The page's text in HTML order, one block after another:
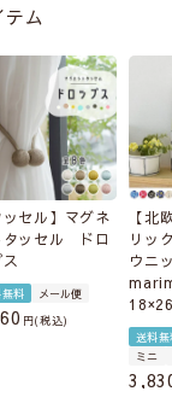
ム
ッセル】マグネ
タッセル ドロ
料 メール便
税込
【北
リッ
ウニ
送料無
ミニ